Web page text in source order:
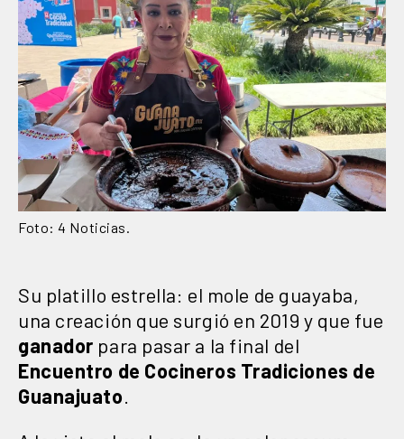
Foto: 4 Noticias.
Su platillo estrella: el mole de guayaba,
una creación que surgió en 2019 y que fue
ganador para pasar a la final del
Encuentro de Cocineros Tradiciones de
Guanajuato.